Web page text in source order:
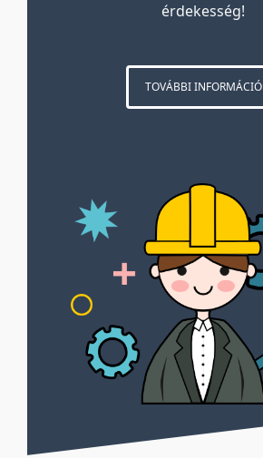
érdekesség!
TOVÁBBI INFORMÁCIÓ